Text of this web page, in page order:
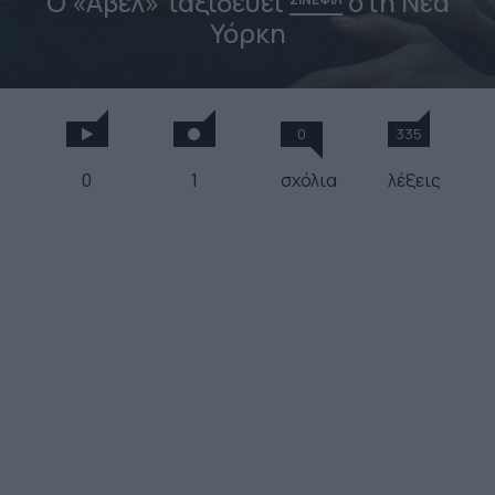
Υόρκη
0 1
0
σχόλια
335
λέξεις